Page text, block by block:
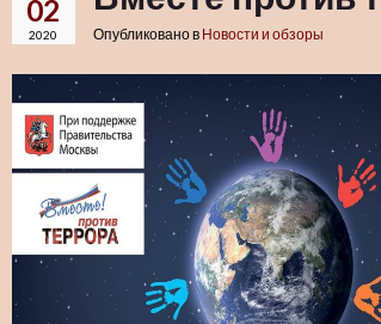
02
2020 Опубликовано в Новости и обзоры